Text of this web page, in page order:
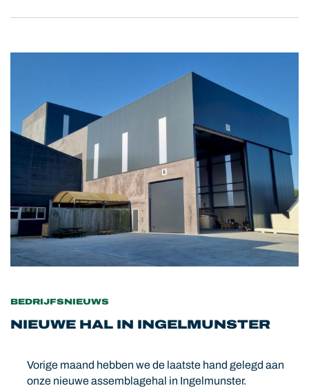
BEDRIJFSNIEUWS
NIEUWE HAL IN INGELMUNSTER
Vorige maand hebben we de laatste hand gelegd aan
onze nieuwe assemblagehal in Ingelmunster.